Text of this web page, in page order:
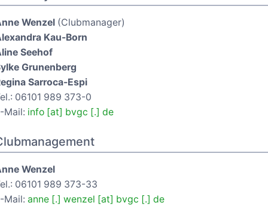
Wenzel (Clubmanager)
Kau-Born
Seehof
Grunenberg
Sarroca-Espi
06101 989 373-0
Mail: info [at] bvgc [.] de
Wenzel
06101 989 373-33
Mail:anne [.] wenzel [at] bvgc [.] de